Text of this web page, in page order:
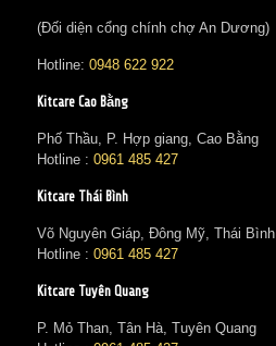
(Đối diện cổng chính chợ An Dương)
Hotline: 0948 622 922
Kitcare Cao Bằng
Phố Thầu, P. Hợp giang, Cao Bằng
Hotline : 0961 485 427
Kitcare Thái Bình
Võ Nguyên Giáp, Đông Mỹ, Thái Bình
Hotline : 0961 485 427
Kitcare Tuyên Quang
P. Mỏ Than, Tân Hà, Tuyên Quang